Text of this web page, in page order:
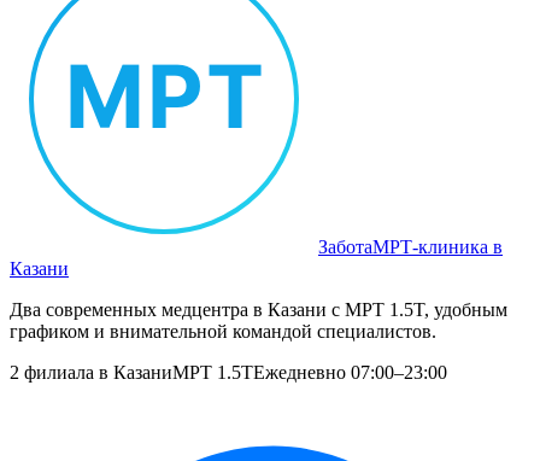
ЗаботаМРТ‑клиника в
Казани
Два современных медцентра в Казани с МРТ 1.5T, удобным
графиком и внимательной командой специалистов.
2 филиала в КазаниМРТ 1.5TЕжедневно 07:00–23:00